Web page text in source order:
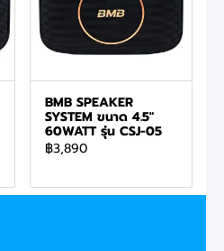
BMB SPEAKER
SYSTEM ขนาด 4.5"
60WATT รุ่น CSJ-05
฿3,890